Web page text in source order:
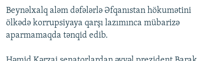
KARIKATURA
İSLAM VƏ DEMOKRATIYA
İZ - MƏDƏNIYYƏT PROQRAMI
PEŞƏ ETIKASI VƏ JURNALISTIKA STANDARTLARIMIZ
MATERIALLARIMIZDAN ISTIFADƏ
AZADLIQRADIOSU MOBIL TELEFONUNUZDA
BIZIMLƏ ƏLAQƏ
RFE/RL-in bütün saytları
Beynəlxalq aləm dəfələrlə Əfqanıstan hökumətini
ölkədə korrupsiyaya qarşı lazımınca mübarizə
aparmamaqda tənqid edib.